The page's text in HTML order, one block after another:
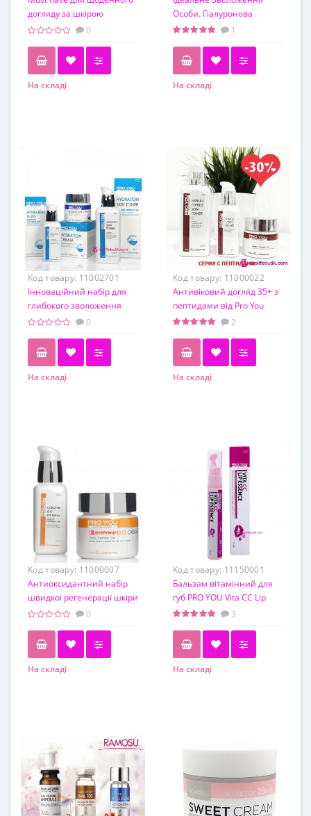
догляду за шкірою
обличчя від Dr.Hedison
0
На складі
Особи. Гіалуронова
кислота + Відновлюючий
1
На складі
Код товару: 11002701
Інноваційний набір для
глибокого зволоження
шкіри з гіалуроновою
Professional Hydration Line
0
На складі
Код товару: 11000022
Антивіковий догляд 35+ з
пептидами від Pro You
Professional
2
На складі
Код товару: 11000007
Антиоксидантний набір
швидкої регенерації шкіри
з Q10
0
На складі
Код товару: 11150001
Бальзам вітамінний для
губ PRO YOU Vita CC Lip
Essence, 15 мл3
На складі